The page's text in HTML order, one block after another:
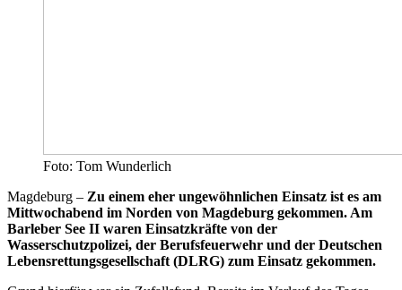
Foto: Tom Wunderlich
Magdeburg – Zu einem eher ungewöhnlichen Einsatz ist es am
Mittwochabend im Norden von Magdeburg gekommen. Am
Barleber See II waren Einsatzkräfte von der
Wasserschutzpolizei, der Berufsfeuerwehr und der Deutschen
Lebensrettungsgesellschaft (DLRG) zum Einsatz gekommen.